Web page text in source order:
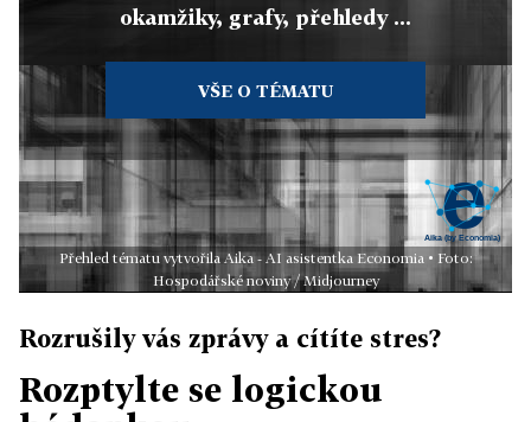
okamžiky, grafy, přehledy ...
VŠE O TÉMATU
Přehled tématu vytvořila Aika - AI asistentka Economia • Foto:
Hospodářské noviny / Midjourney
Rozrušily vás zprávy a cítíte stres?
Rozptylte se logickou